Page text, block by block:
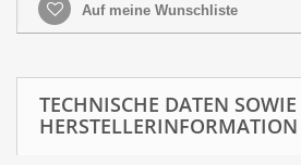
Auf meine Wunschliste
TECHNISCHE DATEN SOWIE